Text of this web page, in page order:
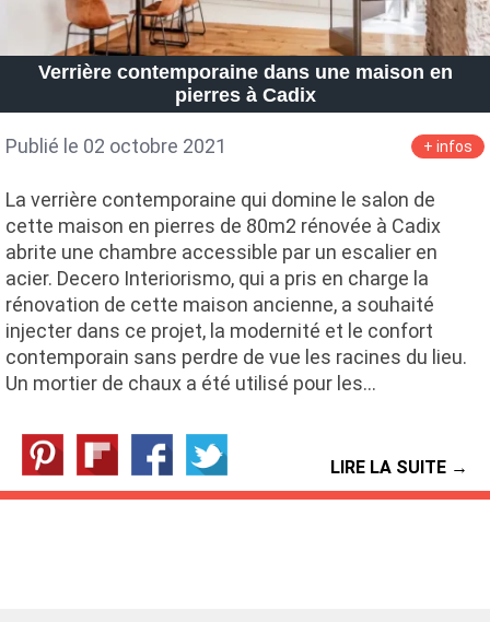
Verrière contemporaine dans une maison en
pierres à Cadix
Publié le 02 octobre 2021 + infos
La verrière contemporaine qui domine le salon de
cette maison en pierres de 80m2 rénovée à Cadix
abrite une chambre accessible par un escalier en
acier. Decero Interiorismo, qui a pris en charge la
rénovation de cette maison ancienne, a souhaité
injecter dans ce projet, la modernité et le confort
contemporain sans perdre de vue les racines du lieu.
Un mortier de chaux a été utilisé pour les…
LIRE LA SUITE →